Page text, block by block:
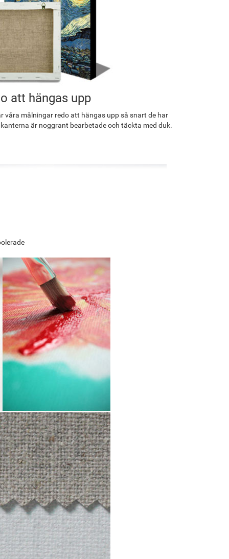
att hängas upp
våra målningar redo att hängas upp så snart de har
är noggrant bearbetade och täckta med duk.